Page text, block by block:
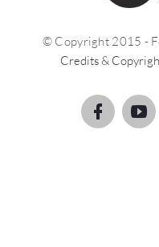
© Copyright 2015 -
Credits &